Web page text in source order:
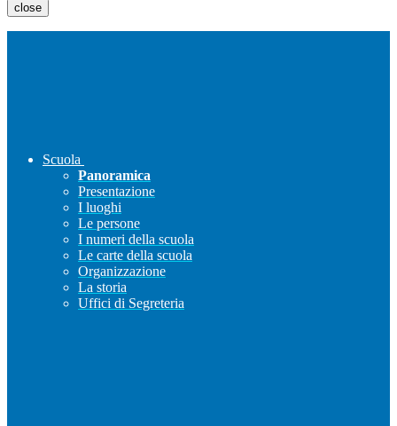
close
Scuola
Panoramica
Presentazione
I luoghi
Le persone
I numeri della scuola
Le carte della scuola
Organizzazione
La storia
Uffici di Segreteria